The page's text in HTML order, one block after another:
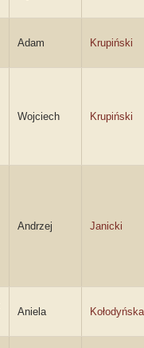
Adam Krupiński
Wojciech Krupiński
Andrzej Janicki
Aniela Kołodyńska